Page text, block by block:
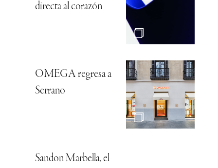
directa al corazón
OMEGA regresa a
Serrano
Sandon Marbella, el